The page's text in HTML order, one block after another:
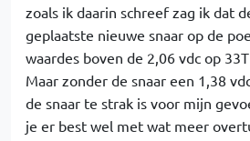
zoals ik daarin schreef zag ik dat
geplaatste nieuwe snaar op de
waardes boven de 2,06 vdc op
Maar zonder de snaar een 1,38
de snaar te strak is voor mijn
je er best wel met wat meer